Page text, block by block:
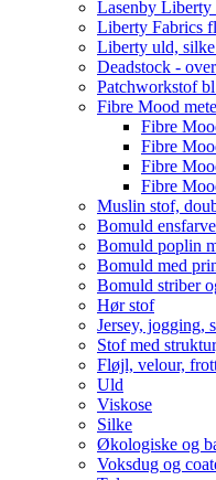
Lasenby
Liberty Fabrics
Liberty uld,
Deadstock -
Patchworkstof
Fibre Mood
Fibre
Fibre
Fibre
Fibre
Muslin stof,
Bomuld
Bomuld poplin
Bomuld med
Bomuld striber
Hør stof
Jersey, jogging,
Stof med
Fløjl, velour,
Uld
Viskose
Silke
Økologiske og
Voksdug og